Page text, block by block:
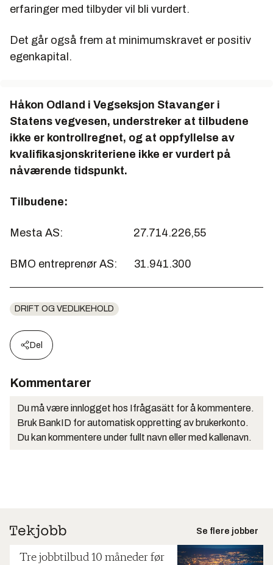
erfaringer med tilbyder vil bli vurdert.
Det går også frem at minimumskravet er positiv
egenkapital.
Håkon Odland i Vegseksjon Stavanger i
Statens vegvesen, understreker at tilbudene
ikke er kontrollregnet, og at oppfyllelse av
kvalifikasjonskriteriene ikke er vurdert på
nåværende tidspunkt.
Tilbudene:
Mesta AS: 27.714.226,55
BMO entreprenør AS: 31.941.300
DRIFT OG VEDLIKEHOLD
Del
Kommentarer
Du må være innlogget hos Ifrågasätt for å kommentere.
Bruk BankID for automatisk oppretting av brukerkonto.
Du kan kommentere under fullt navn eller med kallenavn.
Se flere jobber
Tre jobbtilbud 10 måneder før